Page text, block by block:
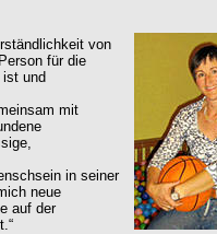
von
für die
und
mit
in seiner
neue
auf der